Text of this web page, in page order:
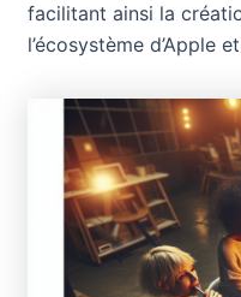
facilitant ainsi la
l’écosystème d’Apple